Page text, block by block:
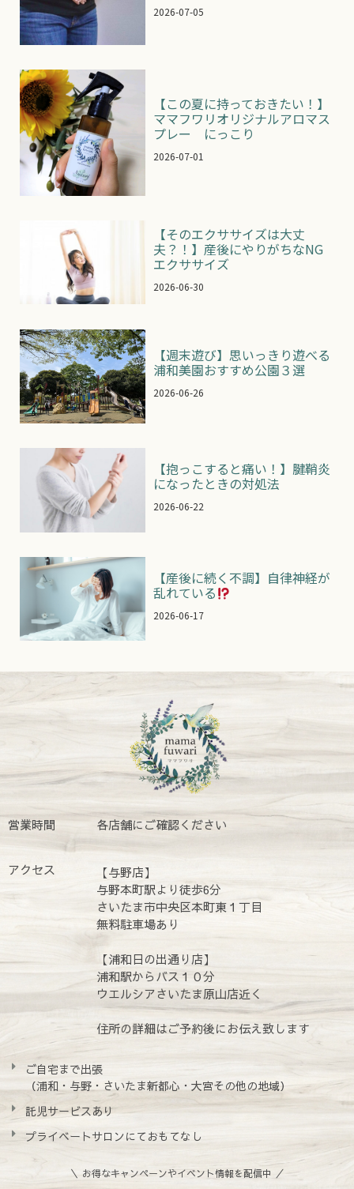
2026-07-05
【この夏に持っておきたい！】
ママフワリオリジナルアロマス
プレー にっこり
2026-07-01
【そのエクササイズは大丈
夫？！】産後にやりがちなNG
エクササイズ
2026-06-30
【週末遊び】思いっきり遊べる
浦和美園おすすめ公園３選
2026-06-26
【抱っこすると痛い！】腱鞘炎
になったときの対処法
2026-06-22
【産後に続く不調】自律神経が
乱れている
2026-06-17
営業時間 各店舗にご確認ください
アクセス
【与野店】
与野本町駅より徒歩6分
さいたま市中央区本町東１丁目
無料駐車場あり
【浦和日の出通り店】
浦和駅からバス１０分
ウエルシアさいたま原山店近く
住所の詳細はご予約後にお伝え致します
ご自宅まで出張
（浦和・与野・さいたま新都心・大宮その他の地域）
託児サービスあり
プライベートサロンにておもてなし
＼ お得なキャンペーンやイベント情報を配信中 ／